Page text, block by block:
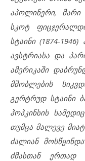
აპოლინერი, მარი
სკოტ
სტაინი (1874-
ავსტრიასა და
ამერიკაში
მშობლების
გერტრუდ სტაინი
ჰოპკინსის
თუმცა მალევე
ძალიან
ძმასთან ერთად